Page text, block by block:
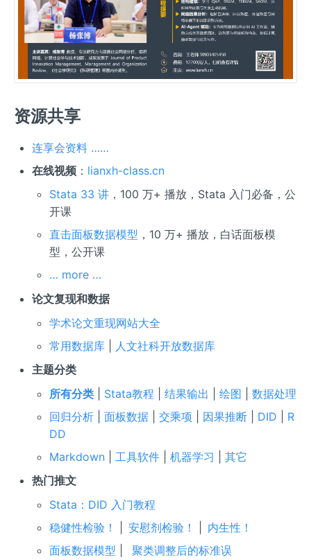
资源共享
连享会资料 ……
在线视频： lianxh-class.cn
Stata 33 讲 ，100 万+ 播放，Stata 入门必备，公
开课
直击面板数据模型 ，10 万+ 播放，白话面板模
型，公开课
… more …
论文复现和数据
学术论文重现网站大全
常用数据库
人文社科开放数据库
主题分类
所有分类
Stata教程 |结果输出 |绘图 |数据处理
回归分析 |面板数据 |交乘项 因果推断 DID
R
DD
Markdown
工具软件 |机器学习 |其它
热门推文
Stata：DID 入门教程
稳健性检验！
|安慰剂检验！
内生性！
面板数据模型 |聚类调整后的标准误